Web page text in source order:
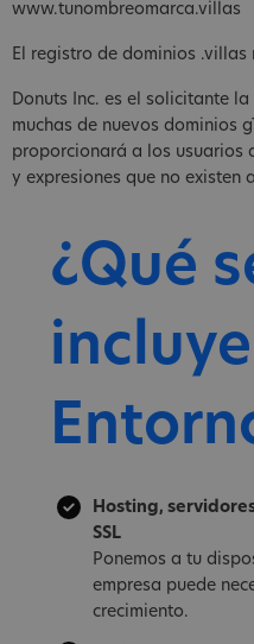
www.tunombreomarca.villas
El registro de dominios
Donuts Inc. es el solicitante
muchas de nuevos dominios
proporcionará a los usuarios
y expresiones que no existen
¿Qué
incluye
Hosting,
SSL
Ponemos a tu
empresa puede
crecimiento.